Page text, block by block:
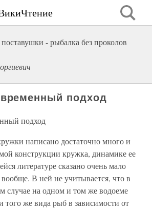
- рыбалка без проколов
подход
подход
написано достаточно много и
конструкции кружка, динамике ее
литературе сказано очень мало
В ней не учитывается, что в
случае на одном и том же водоеме
того же вида рыб в зависимости от